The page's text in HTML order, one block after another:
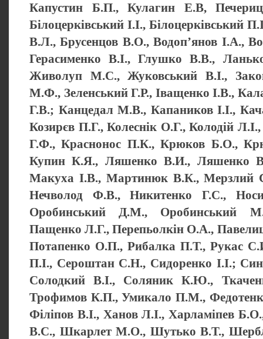
Капустин Б.П., Кулагин Е.В,
Білоцерківський І.І., Білоцерківський
В.Л., Брусенцов В.О., Водоп’янов І.А.,
Герасименко В.І., Глушко В.В.,
Живолуп М.С., Жуковський В.І.,
М.Ф., Зеленський Г.Р., Іващенко І.В.,
Г.В.; Канцедал М.В., Капаников І.І.,
Козирєв П.Г., Колеснік О.Г., Колодій
Г.Ф., Краснонос П.К., Крюков Б.О.,
Купин К.Я., Ляшенко В.И., Ляшенко
Макуха І.В., Мартинюк В.К.,
Нечволод Ф.В., Никитенко Г.С.,
Оробинський Д.М., Оробинський
Пащенко Л.Г., Перепьолкін О.А.,
Потапенко О.П., Рибалка П.Т., Рукас
П.І., Сероштан С.Н., Сидоренко І.І.;
Солодкий В.І., Соляник К.Ю.,
Трофимов К.П., Умикало П.М.,
Філіпов В.І., Ханов Л.І., Харламіпев
В.С., Шкарлет М.О., Шутько В.Т.,